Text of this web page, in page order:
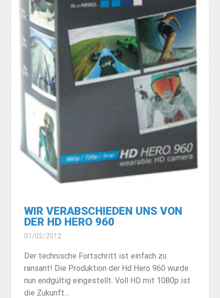
WIR VERABSCHIEDEN UNS VON
DER HD HERO 960
01/02/2012
Der technische Fortschritt ist einfach zu
ransant! Die Produktion der Hd Hero 960 wurde
nun endgültig eingestellt. Voll HD mit 1080p ist
die Zukunft…